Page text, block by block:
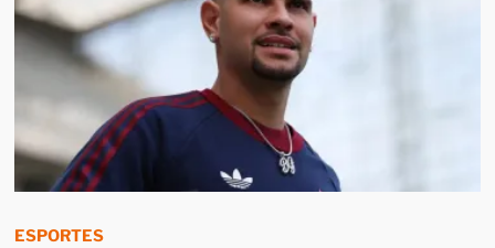
ESPORTES